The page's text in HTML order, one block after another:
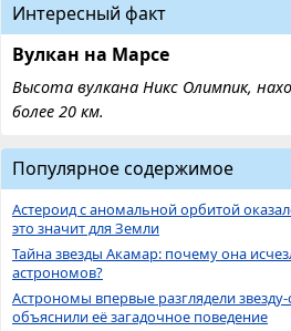
Интересный факт
Вулкан на Марсе
Высота вулкана Никс Олимпик,
более 20 км.
Популярное содержимое
Астероид с аномальной орбитой
это значит для Земли
Тайна звезды Акамар: почему она
астрономов?
Астрономы впервые разглядели
объяснили её загадочное поведение